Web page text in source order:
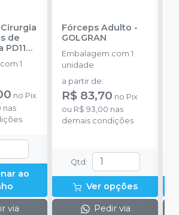
de
PD110
1
no Pix
nas
ao
via
Fórceps Adulto -
GOLGRAN
Embalagem com 1
unidade
a partir de:
R$ 83,70 no Pix
ou R$ 93,00 nas
demais condições
Qtd :
Ver opções
Pedir via